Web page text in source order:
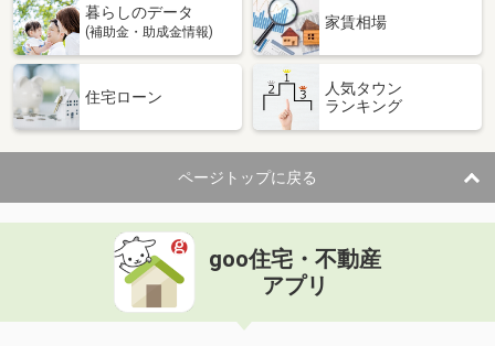
暮らしのデータ
(補助金・助成金情報)
家賃相場
住宅ローン
人気タウン
ランキング
ページトップに戻る
goo住宅・不動産
アプリ